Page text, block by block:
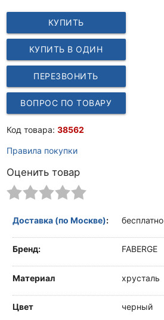
КУПИТЬ
КУПИТЬ В ОДИН
КЛИК
ПЕРЕЗВОНИТЬ
ВОПРОС ПО ТОВАРУ
Код товара: 38562
Правила покупки
Оценить товар
Доставка (по Москве): бесплатно
Бренд: FABERGE
Материал хрусталь
Цвет черный